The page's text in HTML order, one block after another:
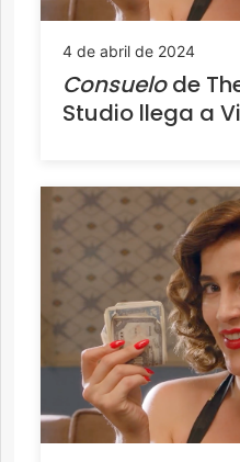
4 de abril de 2024
Consuelode
Studio llega a